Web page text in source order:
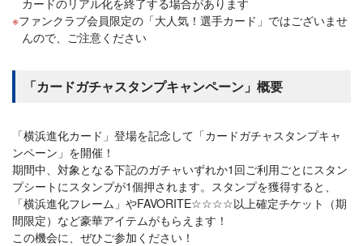
カードのリアル化を終了する場合があります
ファンクラブ会員限定の「大人気！選手カード」ではございませ
んので、ご注意ください
「カードガチャスタンプキャンペーン」概要
「横浜進化カード」登場を記念して「カードガチャスタンプキャ
ンペーン」を開催！
期間中、対象となる下記のガチャいずれか1回ご利用ごとにスタン
プシートにスタンプが1個押されます。スタンプを獲得すると、
「横浜進化フレーム」やFAVORITE☆☆☆☆以上確定チケット（期
間限定）など豪華アイテムがもらえます！
この機会に、ぜひご参加ください！